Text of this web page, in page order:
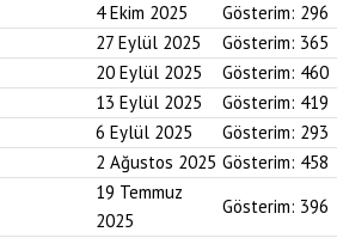
4 Ekim 2025 Gösterim: 296
27 Eylül 2025 Gösterim: 365
20 Eylül 2025 Gösterim: 460
13 Eylül 2025 Gösterim: 419
6 Eylül 2025 Gösterim: 293
2 Ağustos 2025 Gösterim: 458
19 Temmuz
2025
Gösterim: 396